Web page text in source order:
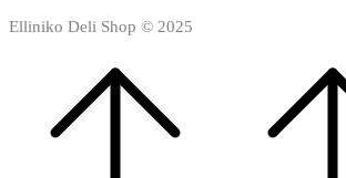
Elliniko Deli Shop © 2025